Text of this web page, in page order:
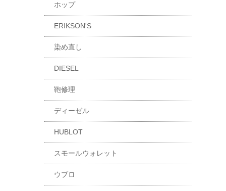
ホップ
ERIKSON'S
染め直し
DIESEL
鞄修理
ディーゼル
HUBLOT
スモールウォレット
ウブロ